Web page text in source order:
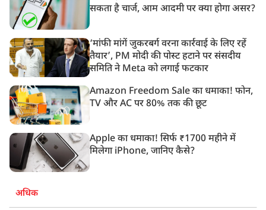
सकता है चार्ज, आम आदमी पर क्या होगा असर?
‘मांफी मांगें जुकरबर्ग वरना कार्रवाई के लिए रहें
तैयार’, PM मोदी की पोस्ट हटाने पर संसदीय
समिति ने Meta को लगाई फटकार
Amazon Freedom Sale का धमाका! फोन,
TV और AC पर 80% तक की छूट
Apple का धमाका! सिर्फ ₹1700 महीने में
मिलेगा iPhone, जानिए कैसे?
अधिक